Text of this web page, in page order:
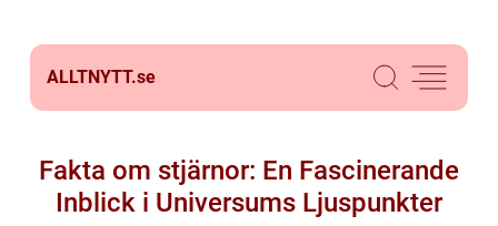
ALLTNYTT.se
Fakta om stjärnor: En Fascinerande
Inblick i Universums Ljuspunkter